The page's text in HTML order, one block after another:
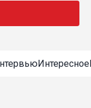
Интересное